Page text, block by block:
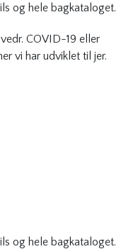
og hele bagkataloget.
COVID-19 eller
vi har udviklet til jer.
og hele bagkataloget.